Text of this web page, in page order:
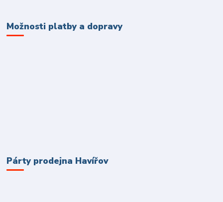
Možnosti platby a dopravy
Párty prodejna Havířov